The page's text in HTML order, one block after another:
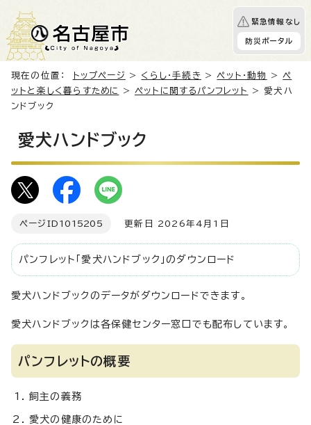
緊急情報なし
防災ポータル
現在の位置： トップページ > くらし・手続き >ペット・動物 >ペ
ットと楽しく暮らすために
>ペットに関するパンフレット
> 愛犬ハ
ンドブック
愛犬ハンドブック
ページID 1015205 更新日 2026年4月1日
パンフレット「愛犬ハンドブック」のダウンロード
愛犬ハンドブックのデータがダウンロードできます。
愛犬ハンドブックは各保健センター窓口でも配布しています。
パンフレットの概要
飼主の義務
愛犬の健康のために